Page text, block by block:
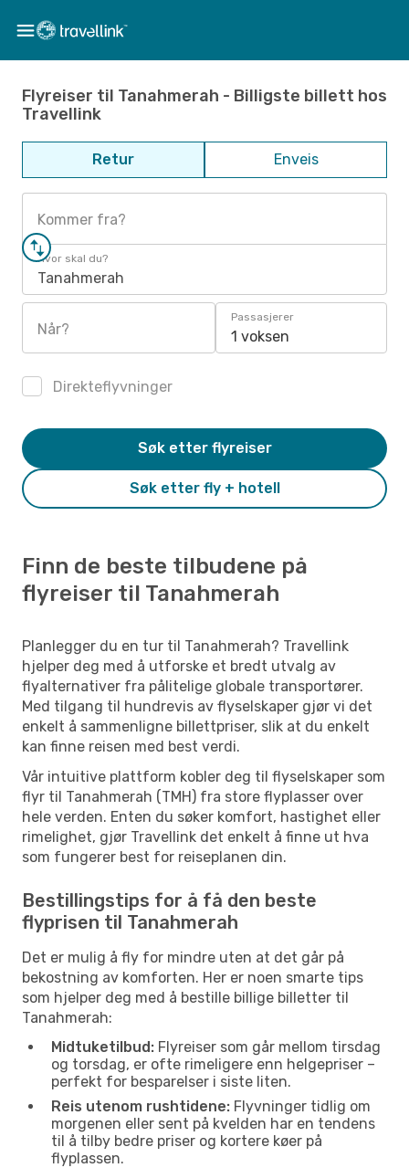
Flyreiser til Tanahmerah - Billigste billett hos
Travellink
Retur Enveis
Kommer fra?
Hvor skal du?
Tanahmerah
Når?
Passasjerer
1 voksen
Direkteflyvninger
Søk etter fly + hotell
Søk etter flyreiser
Finn de beste tilbudene på
flyreiser til Tanahmerah
Planlegger du en tur til Tanahmerah? Travellink
hjelper deg med å utforske et bredt utvalg av
flyalternativer fra pålitelige globale transportører.
Med tilgang til hundrevis av flyselskaper gjør vi det
enkelt å sammenligne billettpriser, slik at du enkelt
kan finne reisen med best verdi.
Vår intuitive plattform kobler deg til flyselskaper som
flyr til Tanahmerah (TMH) fra store flyplasser over
hele verden. Enten du søker komfort, hastighet eller
rimelighet, gjør Travellink det enkelt å finne ut hva
som fungerer best for reiseplanen din.
Bestillingstips for å få den beste
flyprisen til Tanahmerah
Det er mulig å fly for mindre uten at det går på
bekostning av komforten. Her er noen smarte tips
som hjelper deg med å bestille billige billetter til
Tanahmerah:
Midtuketilbud: Flyreiser som går mellom tirsdag
og torsdag, er ofte rimeligere enn helgepriser –
perfekt for besparelser i siste liten.
Reis utenom rushtidene: Flyvninger tidlig om
morgenen eller sent på kvelden har en tendens
til å tilby bedre priser og kortere køer på
flyplassen.